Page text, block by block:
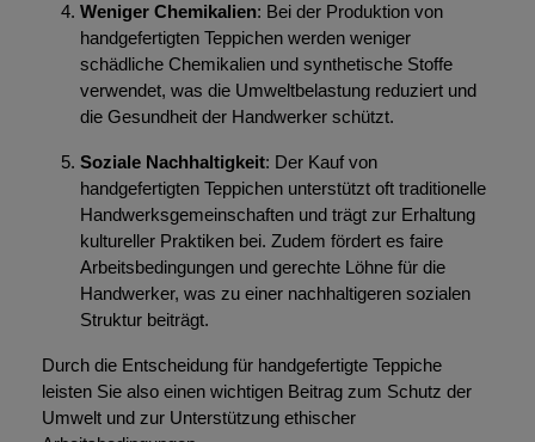
Weniger Chemikalien: Bei der Produktion von
handgefertigten Teppichen werden weniger
schädliche Chemikalien und synthetische Stoffe
verwendet, was die Umweltbelastung reduziert und
die Gesundheit der Handwerker schützt.
Soziale Nachhaltigkeit: Der Kauf von
handgefertigten Teppichen unterstützt oft traditionelle
Handwerksgemeinschaften und trägt zur Erhaltung
kultureller Praktiken bei. Zudem fördert es faire
Arbeitsbedingungen und gerechte Löhne für die
Handwerker, was zu einer nachhaltigeren sozialen
Struktur beiträgt.
Durch die Entscheidung für handgefertigte Teppiche
leisten Sie also einen wichtigen Beitrag zum Schutz der
Umwelt und zur Unterstützung ethischer